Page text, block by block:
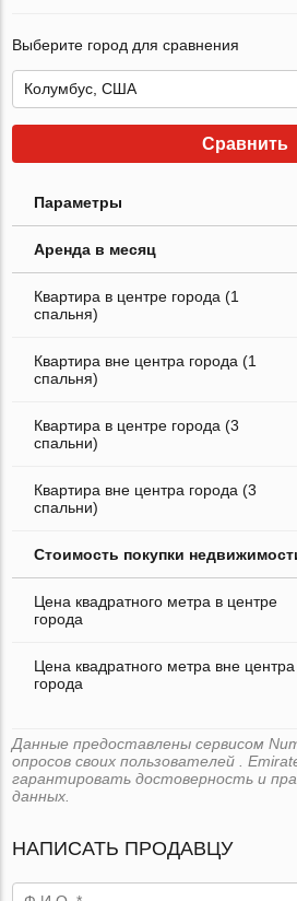
Выберите город для сравнения
Сравнить
Параметры
Аренда в месяц
Квартира в центре города (1
спальня)
Квартира вне центра города (1
спальня)
Квартира в центре города (3
спальни)
Квартира вне центра города (3
спальни)
Стоимость покупки
Цена квадратного метра в центре
города
Цена квадратного метра вне центра
города
Данные предоставлены сервисом
опросов своих пользователей .
гарантировать достоверность и
данных.
НАПИСАТЬ ПРОДАВЦУ